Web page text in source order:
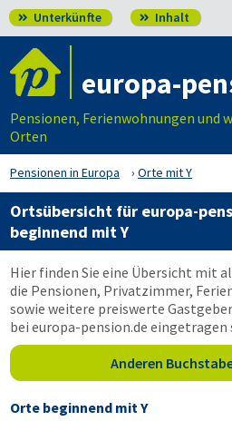
 Unterkünfte  Inhalt
europa-
Pensionen, Ferienwohnungen und
Orten
Pensionen in Europa Orte mit Y
Ortsübersicht für europa-
beginnend mit Y
Hier finden Sie eine Übersicht mit
die Pensionen, Privatzimmer,
sowie weitere preiswerte
bei europa-pension.de eingetragen
Anderen
Orte beginnend mit Y